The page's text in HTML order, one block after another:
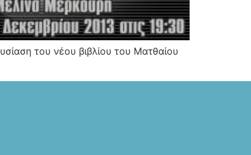
του νέου βιβλίου του Ματθαίου